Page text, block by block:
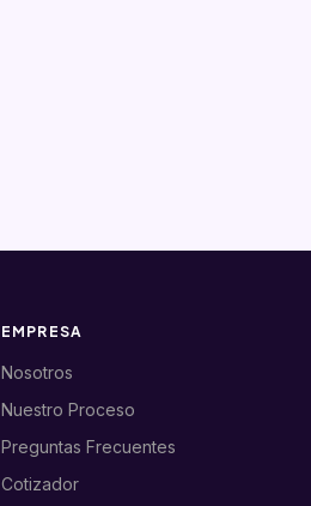
EMPRESA
Nosotros
Nuestro Proceso
Preguntas Frecuentes
Cotizador